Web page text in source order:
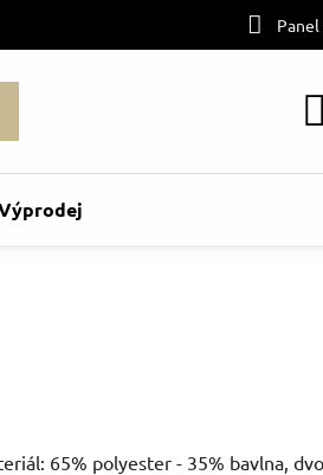
65% polyester - 35% bavlna,